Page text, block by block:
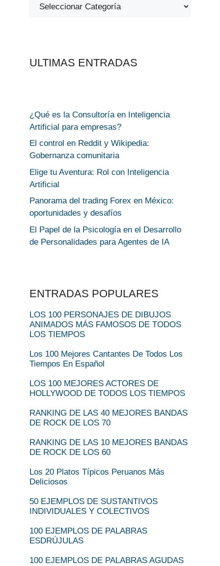
ULTIMAS ENTRADAS
¿Qué es la Consultoría en Inteligencia
Artificial para empresas?
El control en Reddit y Wikipedia:
Gobernanza comunitaria
Elige tu Aventura: Rol con Inteligencia
Artificial
Panorama del trading Forex en México:
oportunidades y desafíos
El Papel de la Psicología en el Desarrollo
de Personalidades para Agentes de IA
ENTRADAS POPULARES
LOS 100 PERSONAJES DE DIBUJOS
ANIMADOS MÁS FAMOSOS DE TODOS
LOS TIEMPOS
Los 100 Mejores Cantantes De Todos Los
Tiempos En Español
LOS 100 MEJORES ACTORES DE
HOLLYWOOD DE TODOS LOS TIEMPOS
RANKING DE LAS 40 MEJORES BANDAS
DE ROCK DE LOS 70
RANKING DE LAS 10 MEJORES BANDAS
DE ROCK DE LOS 60
Los 20 Platos Típicos Peruanos Más
Deliciosos
50 EJEMPLOS DE SUSTANTIVOS
INDIVIDUALES Y COLECTIVOS
100 EJEMPLOS DE PALABRAS
ESDRÚJULAS
100 EJEMPLOS DE PALABRAS AGUDAS